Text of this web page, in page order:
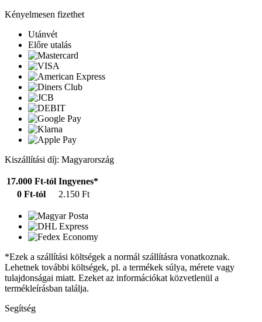
Kényelmesen fizethet
Utánvét
Előre utalás
Kiszállítási díj: Magyarország
17.000 Ft-tól Ingyenes*
0 Ft-tól
2.150 Ft
*Ezek a szállítási költségek a normál szállításra vonatkoznak.
Lehetnek további költségek, pl. a termékek súlya, mérete vagy
tulajdonságai miatt. Ezeket az információkat közvetlenül a
termékleírásban találja.
Segítség